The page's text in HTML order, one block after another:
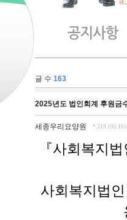
글 수 163
2025년도 법인회계 후원금
세종우리요양원 *.219.105.165
『사회복지
사회복지법